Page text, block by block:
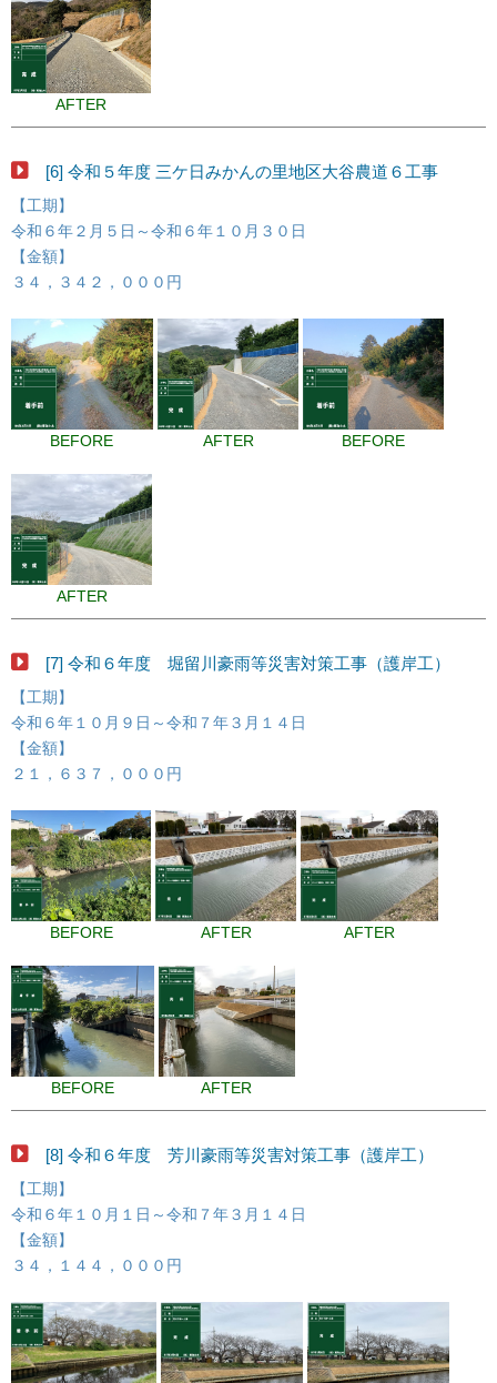
AFTER
[6] 令和５年度 三ケ日みかんの里地区大谷農道６工事
【工期】
令和６年２月５日～令和６年１０月３０日
【金額】
３４，３４２，０００円
BEFORE AFTER BEFORE
AFTER
[7] 令和６年度 堀留川豪雨等災害対策工事（護岸工）
【工期】
令和６年１０月９日～令和７年３月１４日
【金額】
２１，６３７，０００円
BEFORE AFTER AFTER
BEFORE AFTER
[8] 令和６年度 芳川豪雨等災害対策工事（護岸工）
【工期】
令和６年１０月１日～令和７年３月１４日
【金額】
３４，１４４，０００円